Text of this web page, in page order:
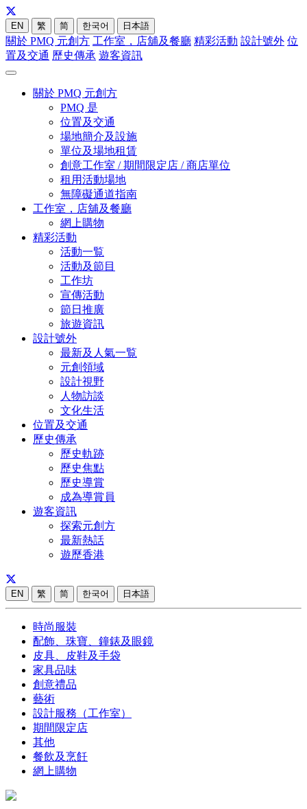
EN 繁 简 한국어 日本語
關於 PMQ 元創方 工作室，店舖及餐廳 精彩活動 設計號外 位
置及交通 歷史傳承 遊客資訊
關於 PMQ 元創方
PMQ 是
位置及交通
場地簡介及設施
單位及場地租賃
創意工作室 / 期間限定店 / 商店單位
租用活動場地
無障礙通道指南
工作室，店舖及餐廳
網上購物
精彩活動
活動一覧
活動及節目
工作坊
宣傳活動
節日推廣
旅遊資訊
設計號外
最新及人氣一覧
元創領域
設計視野
人物訪談
文化生活
位置及交通
歷史傳承
歷史軌跡
歷史焦點
歷史導賞
成為導賞員
遊客資訊
探索元創方
最新熱話
遊歷香港
EN 繁 简 한국어 日本語
時尚服裝
配飾、珠寶、鐘錶及眼鏡
皮具、皮鞋及手袋
家具品味
創意禮品
藝術
設計服務（工作室）
期間限定店
其他
餐飲及烹飪
網上購物